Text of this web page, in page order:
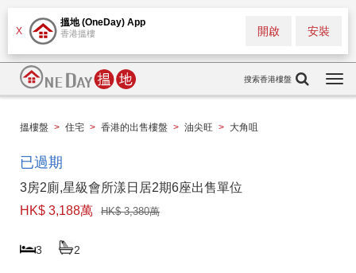
X
搵地 (OneDay) App
香港搵樓 安裝
開啟
搜索香港樓盤
搵樓盤 > 住宅 > 香港的出售樓盤 > 油尖旺 > 大角咀
已過期
3房2廁,星級會所漾日居2期6座出售單位
HK$ 3,188萬
HK$ 3,380萬
3 2